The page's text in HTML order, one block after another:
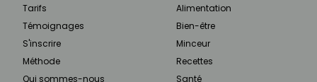
Tarifs
Témoignages
S'inscrire
Méthode
Qui sommes-nous
Alimentation
Bien-être
Minceur
Recettes
Santé